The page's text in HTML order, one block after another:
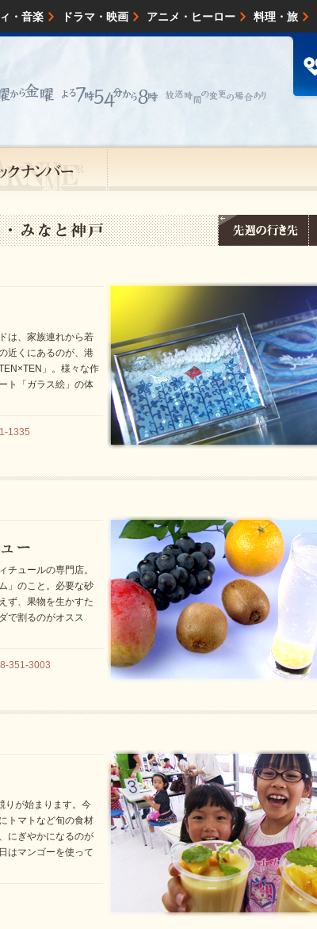
・音楽 ドラマ・映画 アニメ・ヒーロー 料理・旅
は、家族連れから若
近くにあるのが、港
」。様々な作
ト「ガラス絵」の体
1335
チュールの専門店。
」のこと。必要な砂
ず、果物を生かすた
で割るのがオスス
351-3003
りが始まります。今
トマトなど旬の食材
にぎやかになるのが
はマンゴーを使って